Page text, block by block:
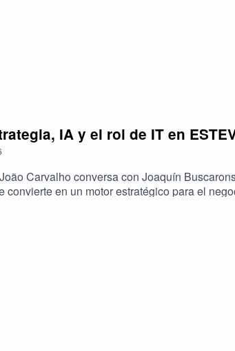
IA y el rol de IT en
Carvalho conversa con Joaquín
en un motor estratégico para el
con la visión corporativa y el impacto de
inteligencia artificial y la automatización, y